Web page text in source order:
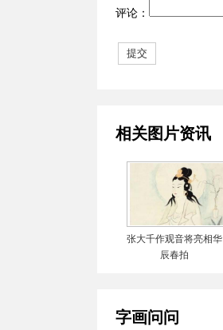
评论：
相关图片资讯
张大千作观音将亮相华
辰春拍
字画问问